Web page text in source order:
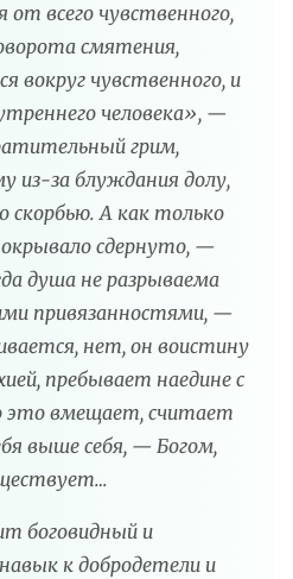
от всего чувственного,
смятения,
вокруг чувственного, и
человека», —
грим,
из-за блуждания долу,
А как только
сдернуто, —
душа не разрываема
привязанностями, —
нет, он воистину
пребывает наедине с
это вмещает, считает
выше себя, — Богом,
боговидный и
к добродетели и